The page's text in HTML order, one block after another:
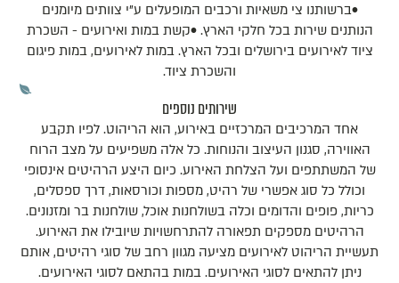
•ברשותנו צי משאיות ורכבים המופעלים ע"י צוותים מיומנים
הנותנים שירות בכל חלקי הארץ. •קשת במות ואירועים - השכרת
ציוד לאירועים בירושלים ובכל הארץ. במות לאירועים, במות פיגום
והשכרת ציוד.
שירותים נוספים
אחד המרכיבים המרכזיים באירוע, הוא הריהוט. לפיו תקבע
האווירה, סגנון העיצוב והנוחות. כל אלה משפיעים על מצב הרוח
של המשתתפים ועל הצלחת האירוע. כיום היצע הרהיטים אינסופי
וכולל כל סוג אפשרי של רהיט, מספות וכורסאות, דרך ספסלים,
כריות, פופים והדומים וכלה בשולחנות אוכל, שולחנות בר ומזנונים.
הרהיטים מספקים תפאורה להתרחשויות שיובילו את האירוע.
תעשיית הריהוט לאירועים מציעה מגוון רחב של סוגי רהיטים, אותם
ניתן להתאים לסוגי האירועים. במות בהתאם לסוגי האירועים.